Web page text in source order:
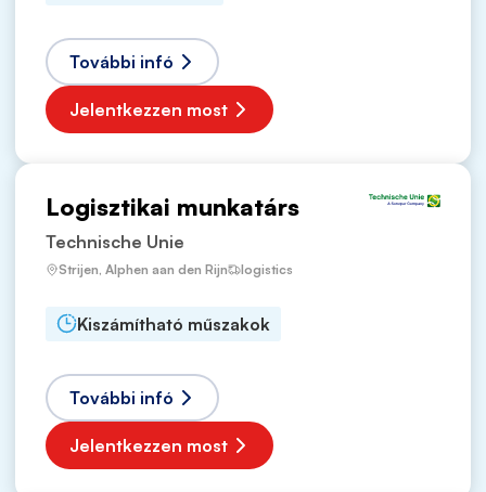
További infó
Jelentkezzen most
Logisztikai munkatárs
Technische Unie
Strijen, Alphen aan den Rijn logistics
Kiszámítható műszakok
További infó
Jelentkezzen most